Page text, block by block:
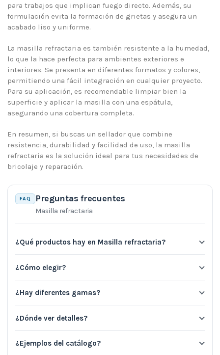
para trabajos que implican fuego directo. Además, su
formulación evita la formación de grietas y asegura un
acabado liso y uniforme.
La masilla refractaria es también resistente a la humedad,
lo que la hace perfecta para ambientes exteriores e
interiores. Se presenta en diferentes formatos y colores,
permitiendo una fácil integración en cualquier proyecto.
Para su aplicación, es recomendable limpiar bien la
superficie y aplicar la masilla con una espátula,
asegurando una cobertura completa.
En resumen, si buscas un sellador que combine
resistencia, durabilidad y facilidad de uso, la masilla
refractaria es la solución ideal para tus necesidades de
bricolaje y reparación.
FAQ Preguntas frecuentes
Masilla refractaria
¿Qué productos hay en Masilla refractaria?
¿Cómo elegir?
¿Hay diferentes gamas?
¿Dónde ver detalles?
¿Ejemplos del catálogo?